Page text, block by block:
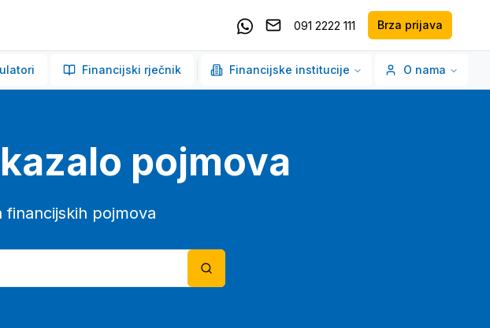
Kontaktirajte nas putem Whatsappa
091 2222 111 Brza prijava
Financijski rječnik Financijske institucije O nama
pojmova
financijskih pojmova